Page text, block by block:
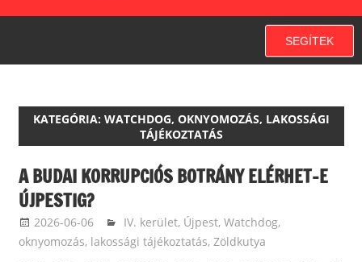
SEGÍTEK
KATEGÓRIA: WATCHDOG, OKNYOMOZÁS, LAKOSSÁGI
TÁJÉKOZTATÁS
A BUDAI KORRUPCIÓS BOTRÁNY ELÉRHET-E
ÚJPESTIG?
2026-06-06 ketfarkukutya
IV. kerület, Újpest, Watchdog,
oknyomozás, lakossági tájékoztatás, Zöldkutya